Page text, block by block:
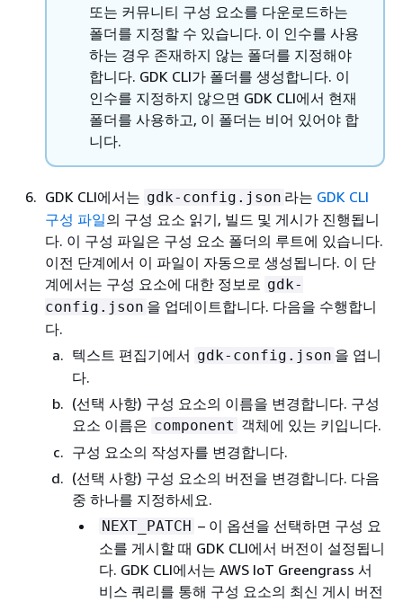
또는 커뮤니티 구성 요소를 다운로드하는
폴더를 지정할 수 있습니다. 이 인수를 사용
하는 경우 존재하지 않는 폴더를 지정해야
합니다. GDK CLI가 폴더를 생성합니다. 이
인수를 지정하지 않으면 GDK CLI에서 현재
폴더를 사용하고, 이 폴더는 비어 있어야 합
니다.
GDK CLI에서는 gdk-config.json 라는 GDK CLI
구성 파일의 구성 요소 읽기, 빌드 및 게시가 진행됩니
다. 이 구성 파일은 구성 요소 폴더의 루트에 있습니다.
이전 단계에서 이 파일이 자동으로 생성됩니다. 이 단
계에서는 구성 요소에 대한 정보로 gdk-
config.json 을 업데이트합니다. 다음을 수행합니
다.
텍스트 편집기에서 gdk-config.json 을 엽니
다.
(선택 사항) 구성 요소의 이름을 변경합니다. 구성
요소 이름은 component 객체에 있는 키입니다.
구성 요소의 작성자를 변경합니다.
(선택 사항) 구성 요소의 버전을 변경합니다. 다음
중 하나를 지정하세요.
NEXT_PATCH – 이 옵션을 선택하면 구성 요
소를 게시할 때 GDK CLI에서 버전이 설정됩니
다. GDK CLI에서는 AWS IoT Greengrass 서
비스 쿼리를 통해 구성 요소의 최신 게시 버전